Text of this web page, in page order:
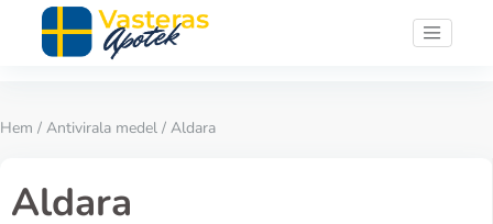
Hem / Antivirala medel / Aldara
Aldara